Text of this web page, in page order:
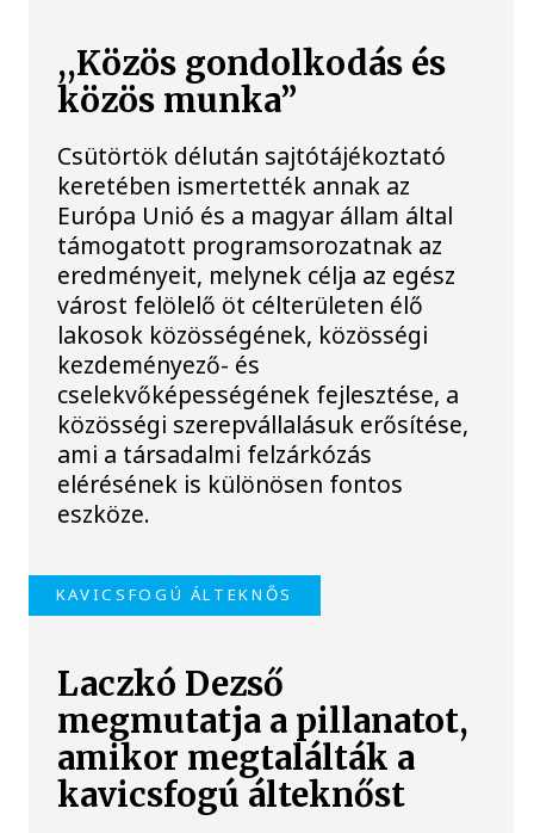
,,Közös gondolkodás és
közös munka”
Csütörtök délután sajtótájékoztató
keretében ismertették annak az
Európa Unió és a magyar állam által
támogatott programsorozatnak az
eredményeit, melynek célja az egész
várost felölelő öt célterületen élő
lakosok közösségének, közösségi
kezdeményező- és
cselekvőképességének fejlesztése, a
közösségi szerepvállalásuk erősítése,
ami a társadalmi felzárkózás
elérésének is különösen fontos
eszköze.
KAVICSFOGÚ ÁLTEKNŐS
Laczkó Dezső
megmutatja a pillanatot,
amikor megtalálták a
kavicsfogú álteknőst